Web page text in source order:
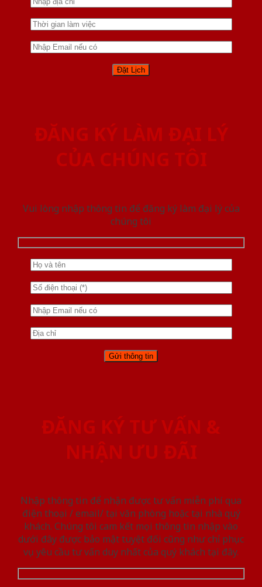
ĐĂNG KÝ LÀM ĐẠI LÝ
CỦA CHÚNG TÔI
Vui lòng nhập thông tin để đăng ký làm đại lý của
chúng tôi
ĐĂNG KÝ TƯ VẤN &
NHẬN ƯU ĐÃI
Nhập thông tin để nhận được tư vấn miễn phí qua
điện thoại / email/ tại văn phòng hoặc tại nhà quý
khách. Chúng tôi cam kết mọi thông tin nhập vào
dưới đây được bảo mật tuyệt đối cũng như chỉ phục
vụ yêu cầu tư vấn duy nhất của quý khách tại đây.